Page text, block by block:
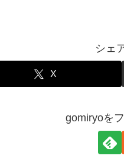
シェ
X
gomiryoを